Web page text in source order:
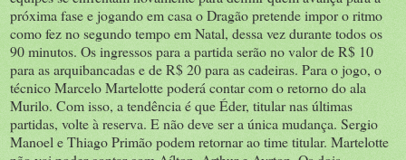
próxima fase e jogando em casa o Dragão pretende impor o ritmo
como fez no segundo tempo em Natal, dessa vez durante todos os
90 minutos. Os ingressos para a partida serão no valor de R$ 10
para as arquibancadas e de R$ 20 para as cadeiras. Para o jogo, o
técnico Marcelo Martelotte poderá contar com o retorno do ala
Murilo. Com isso, a tendência é que Éder, titular nas últimas
partidas, volte à reserva. E não deve ser a única mudança. Sergio
Manoel e Thiago Primão podem retornar ao time titular. Martelotte